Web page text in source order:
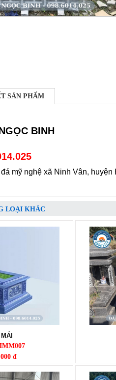
SẢN PHẨM
BINH
mỹ nghệ xã Ninh Vân, huyện
LOẠI KHÁC
đ